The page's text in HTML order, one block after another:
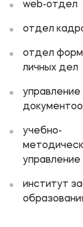
web-отдел
отдел
отдел
личных дел
управление
учебно-
управление
институт